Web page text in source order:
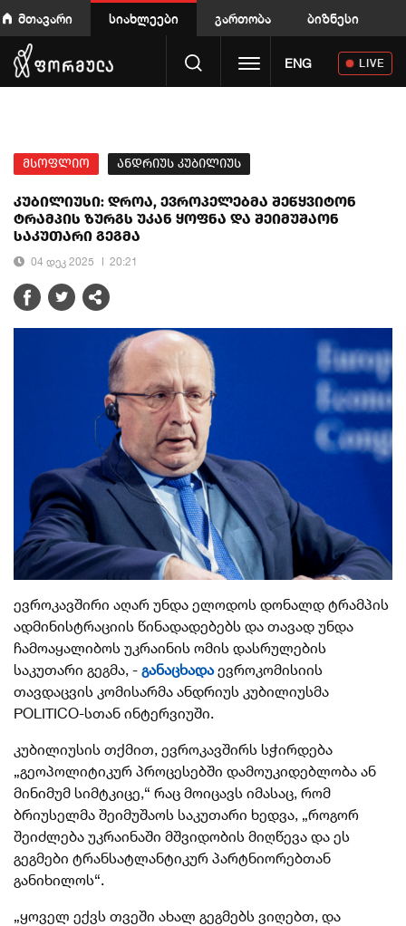
მთავარი სიახლეები გართობა ბიზნესი
Toggle navigation
ENG LIVE
მსოფლიო ანდრიუს კუბილიუს
კუბილიუსი: დროა, ევროპელებმა შეწყვიტონ
ტრამპის ზურგს უკან ყოფნა და შეიმუშაონ
საკუთარი გეგმა
04 დეკ 2025 20:21
ევროკავშირი აღარ უნდა ელოდოს დონალდ ტრამპის
ადმინისტრაციის წინადადებებს და თავად უნდა
ჩამოაყალიბოს უკრაინის ომის დასრულების
საკუთარი გეგმა, - განაცხადაევროკომისიის
თავდაცვის კომისარმა ანდრიუს კუბილიუსმა
POLITICO-სთან ინტერვიუში.
კუბილიუსის თქმით, ევროკავშირს სჭირდება
„გეოპოლიტიკურ პროცესებში დამოუკიდებლობა ან
მინიმუმ სიმტკიცე,“ რაც მოიცავს იმასაც, რომ
ბრიუსელმა შეიმუშაოს საკუთარი ხედვა, „როგორ
შეიძლება უკრაინაში მშვიდობის მიღწევა და ეს
გეგმები ტრანსატლანტიკურ პარტნიორებთან
განიხილოს“.
„ყოველ ექვს თვეში ახალ გეგმებს ვიღებთ, და